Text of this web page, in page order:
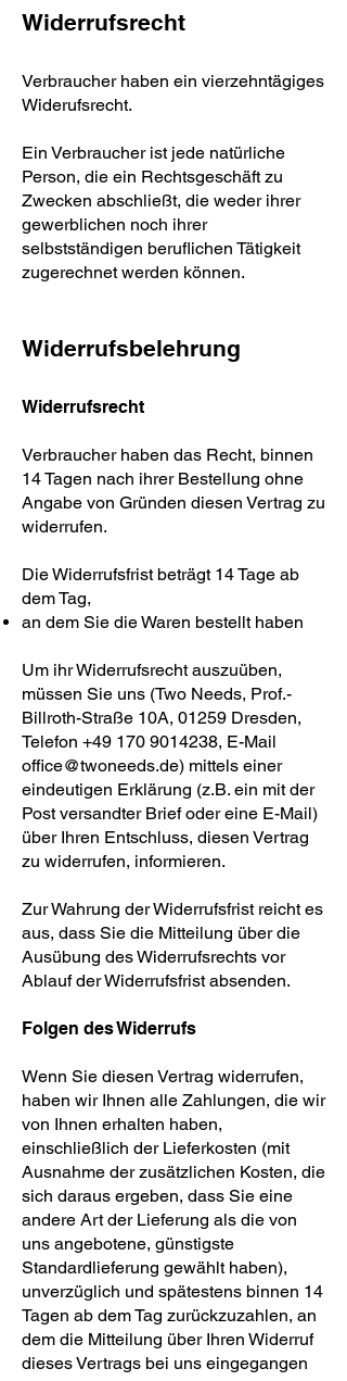
Widerrufsrecht
Verbraucher haben ein vierzehntägiges
Widerufsrecht.
Ein Verbraucher ist jede natürliche
Person, die ein Rechtsgeschäft zu
Zwecken abschließt, die weder ihrer
gewerblichen noch ihrer
selbstständigen beruflichen Tätigkeit
zugerechnet werden können.
Widerrufsbelehrung
Widerrufsrecht
Verbraucher haben das Recht, binnen
14 Tagen nach ihrer Bestellung ohne
Angabe von Gründen diesen Vertrag zu
widerrufen.
Die Widerrufsfrist beträgt 14 Tage ab
dem Tag,
an dem Sie die Waren bestellt haben
Um ihr Widerrufsrecht auszuüben,
müssen Sie uns (Two Needs, Prof.-
Billroth-Straße 10A, 01259 Dresden,
Telefon +49 170 9014238, E-Mail
office@twoneeds.de) mittels einer
eindeutigen Erklärung (z.B. ein mit der
Post versandter Brief oder eine E-Mail)
über Ihren Entschluss, diesen Vertrag
zu widerrufen, informieren.
Zur Wahrung der Widerrufsfrist reicht es
aus, dass Sie die Mitteilung über die
Ausübung des Widerrufsrechts vor
Ablauf der Widerrufsfrist absenden.
Folgen des Widerrufs
Wenn Sie diesen Vertrag widerrufen,
haben wir Ihnen alle Zahlungen, die wir
von Ihnen erhalten haben,
einschließlich der Lieferkosten (mit
Ausnahme der zusätzlichen Kosten, die
sich daraus ergeben, dass Sie eine
andere Art der Lieferung als die von
uns angebotene, günstigste
Standardlieferung gewählt haben),
unverzüglich und spätestens binnen 14
Tagen ab dem Tag zurückzuzahlen, an
dem die Mitteilung über Ihren Widerruf
dieses Vertrags bei uns eingegangen